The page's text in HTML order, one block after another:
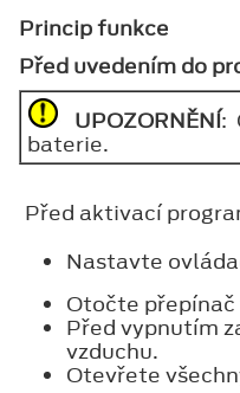
Princip funkce
Před uvedením do
UPOZORNĚNÍ:
baterie.
Před aktivací
Nastavte
Otočte
Před vypnutím
vzduchu.
Otevřete